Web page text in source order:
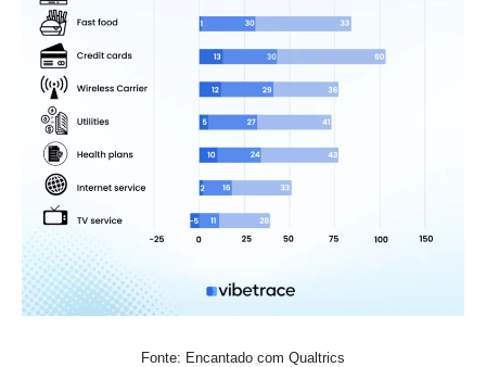
Fonte: Encantado com Qualtrics